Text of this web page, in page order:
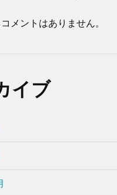
メントはありません。
イブ